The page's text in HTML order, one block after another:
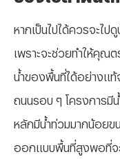
หากเป็นไปได้ควรจะไป
เพราะจะช่วยทำให้คุณ
น้ำของพื้นที่ได้อย่างแท้
ถนนรอบ ๆ โครงการมี
หลักมีน้ำท่วมมากน้อยข
ออกแบบพื้นที่สูงพอที่จะ